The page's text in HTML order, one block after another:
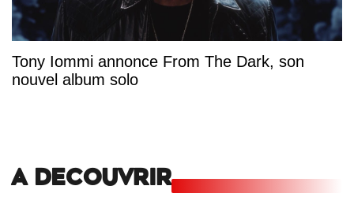
Tony Iommi annonce From The Dark, son
nouvel album solo
A DECOUVRIR